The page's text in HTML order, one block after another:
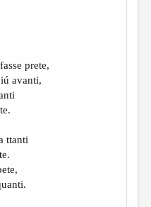
prete,
avanti,
ttanti